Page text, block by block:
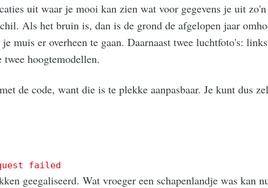
uit waar je mooi kan zien wat voor gegevens je uit
Als het bruin is, dan is de grond de afgelopen jaar
muis er overheen te gaan. Daarnaast twee luchtfoto's:
twee hoogtemodellen.
de code, want die is te plekke aanpasbaar. Je kunt dus
failed
geegaliseerd. Wat vroeger een schapenlandje was kan